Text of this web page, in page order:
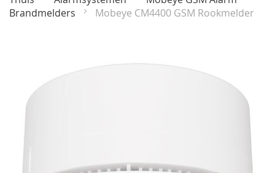
Brandmelders
Mobeye CM4400 GSM Rookmelder